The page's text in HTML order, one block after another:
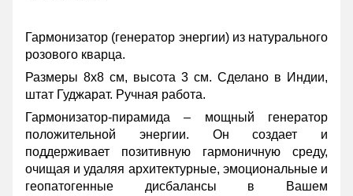
Гармонизатор (генератор энергии) из натурального
розового кварца.
Размеры 8х8 см, высота 3 см. Сделано в Индии,
штат Гуджарат. Ручная работа.
Гармонизатор-пирамида – мощный генератор
положительной энергии. Он создает и
поддерживает позитивную гармоничную среду,
очищая и удаляя архитектурные, эмоциональные и
геопатогенные дисбалансы в Вашем